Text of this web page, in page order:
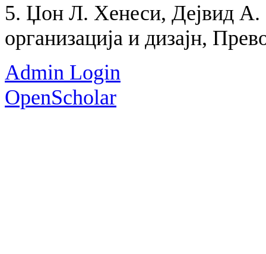
5. Џон Л. Хенеси, Дејвид А.
организација и дизајн,
Admin Login
OpenScholar